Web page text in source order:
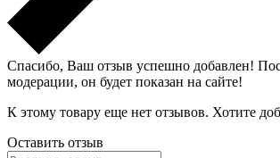
Спасибо, Ваш отзыв успешно добавлен!
модерации, он будет показан на сайте!
К этому товару еще нет отзывов. Хотите
Оставить отзыв